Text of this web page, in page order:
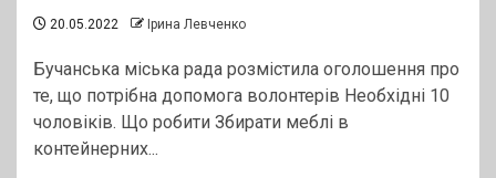
20.05.2022 Ірина Левченко
Бучанська міська рада розмістила оголошення про
те, що потрібна допомога волонтерів Необхідні 10
чоловіків. Що робити Збирати меблі в
контейнерних...